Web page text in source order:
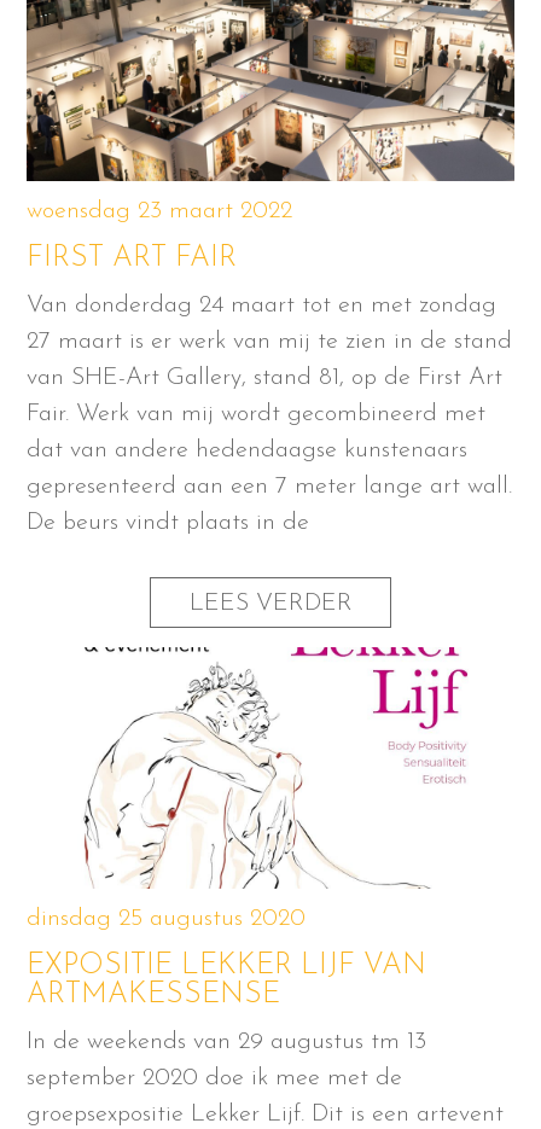
woensdag 23 maart 2022
FIRST ART FAIR
Van donderdag 24 maart tot en met zondag
27 maart is er werk van mij te zien in de stand
van SHE-Art Gallery, stand 81, op de First Art
Fair. Werk van mij wordt gecombineerd met
dat van andere hedendaagse kunstenaars
gepresenteerd aan een 7 meter lange art wall.
De beurs vindt plaats in de
LEES VERDER
dinsdag 25 augustus 2020
EXPOSITIE LEKKER LIJF VAN
ARTMAKESSENSE
In de weekends van 29 augustus tm 13
september 2020 doe ik mee met de
groepsexpositie Lekker Lijf. Dit is een artevent